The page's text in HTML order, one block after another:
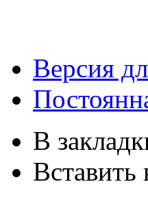
Версия
В
Вставить